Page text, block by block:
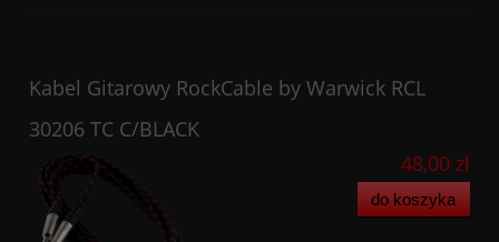
Kabel Gitarowy RockCable by Warwick RCL
30206 TC C/BLACK
48,00 zł
do koszyka